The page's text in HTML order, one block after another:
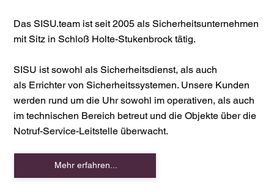
Das SISU.team ist seit 2005 als Sicherheitsunternehmen
mit Sitz in Schloß Holte-Stukenbrock tätig.
SISU ist sowohl als Sicherheitsdienst, als auch
als Errichter von Sicherheitssystemen. Unsere Kunden
werden rund um die Uhr sowohl im operativen, als auch
im technischen Bereich betreut und die Objekte über die
Notruf-Service-Leitstelle überwacht.
Mehr erfahren...